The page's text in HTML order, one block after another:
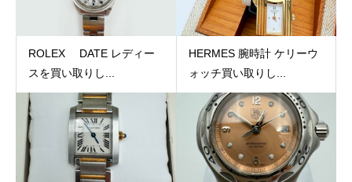
ROLEX DATE レディー
スを買い取りし...
HERMES 腕時計 ケリーウ
ォッチ買い取りし...